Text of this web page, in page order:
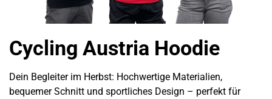
Cycling Austria Hoodie
Dein Begleiter im Herbst: Hochwertige Materialien,
bequemer Schnitt und sportliches Design – perfekt für